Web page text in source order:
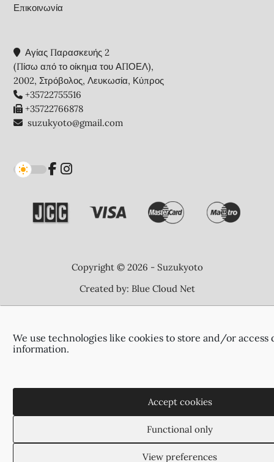
We use technologies like cookies to store and/or access
information.
Accept cookies
Functional only
View preferences
Επικοινωνία
Αγίας Παρασκευής 2
(Πίσω από το οίκημα του ΑΠΟΕΛ),
2002, Στρόβολος, Λευκωσία, Κύπρος
+35722755516
+35722766878
suzukyoto@gmail.com
Copyright © 2026 - Suzukyoto
Created by: Blue Cloud Net